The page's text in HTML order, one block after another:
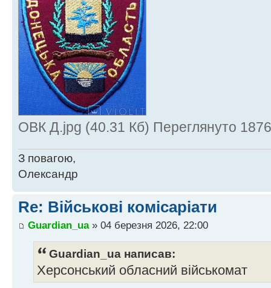
ОВК Д.jpg (40.31 Кб) Переглянуто 1876
З повагою,
Олександр
Re: Військові комісаріати
Guardian_ua» 04 березня 2026, 22:00
Guardian_ua написав:
Херсонський обласний військомат